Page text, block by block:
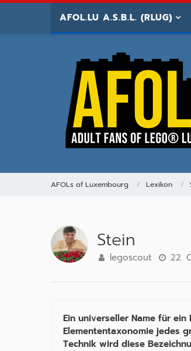
AFOL.LU A.S.B.L. (RLUG)
AFOLs of Luxembourg Lexikon
Stein
legoscout 22.
Ein universeller Name für ein
Elemententaxonomie jedes
Technik wird diese